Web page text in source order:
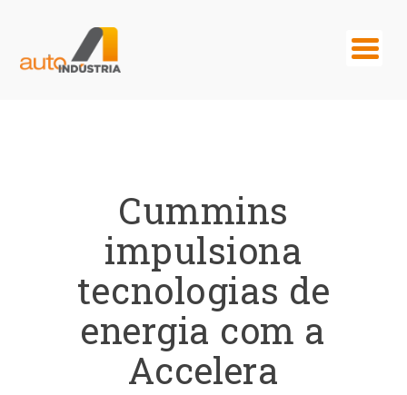
Cummins
impulsiona
tecnologias de
energia com a
Accelera